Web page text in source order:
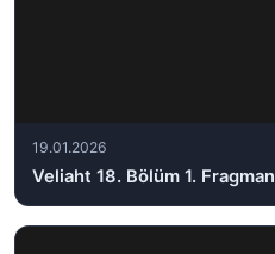
19.01.2026
Veliaht 18. Bölüm 1. Fragman